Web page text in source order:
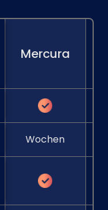
Mercura
Wochen